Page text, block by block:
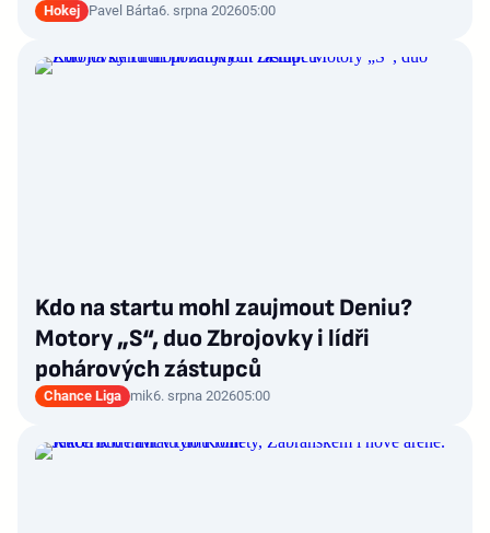
Hokej Pavel Bárta6. srpna 202605:00
Kdo na startu mohl zaujmout Deniu?
Motory „S“, duo Zbrojovky i lídři
pohárových zástupců
Chance Liga mik6. srpna 202605:00